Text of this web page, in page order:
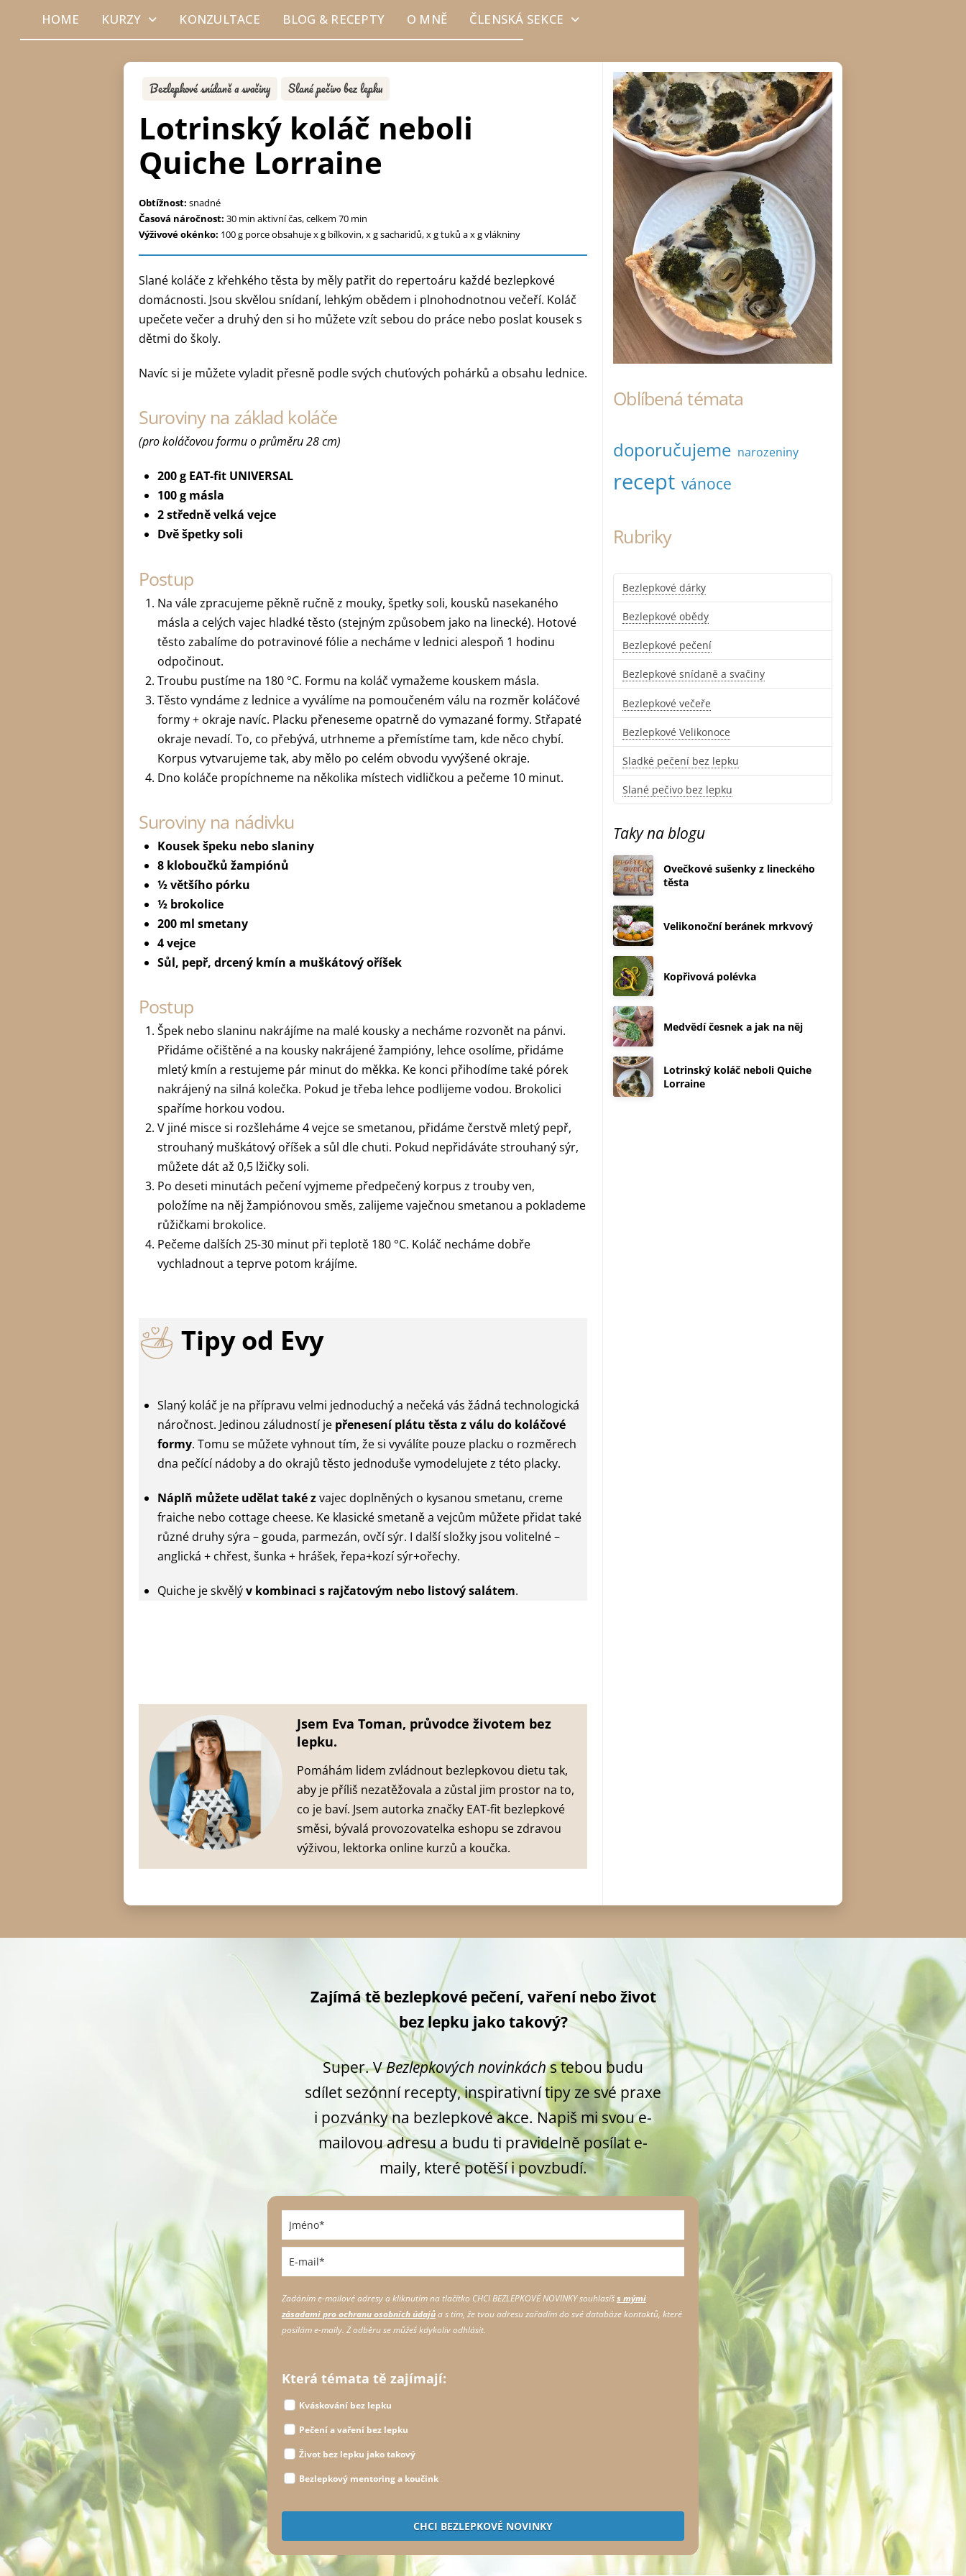
HOME KURZY KONZULTACE BLOG & RECEPTY O MNĚ ČLENSKÁ SEKCE
Bezlepkové snídaně a svačiny Slané pečivo bez lepku
Lotrinský koláč neboli
Quiche Lorraine
Obtížnost: snadné
Časová náročnost: 30 min aktivní čas, celkem 70 min
Výživové okénko: 100 g porce obsahuje x g bílkovin, x g sacharidů, x g tuků a x g vlákniny
Slané koláče z křehkého těsta by měly patřit do repertoáru každé bezlepkové
domácnosti. Jsou skvělou snídaní, lehkým obědem i plnohodnotnou večeří. Koláč
upečete večer a druhý den si ho můžete vzít sebou do práce nebo poslat kousek s
dětmi do školy.
Navíc si je můžete vyladit přesně podle svých chuťových pohárků a obsahu lednice.
Suroviny na základ koláče
(pro koláčovou formu o průměru 28 cm)
200 g EAT-fit UNIVERSAL
100 g másla
2 středně velká vejce
Dvě špetky soli
Postup
Na vále zpracujeme pěkně ručně z mouky, špetky soli, kousků nasekaného
másla a celých vajec hladké těsto (stejným způsobem jako na linecké). Hotové
těsto zabalíme do potravinové fólie a necháme v lednici alespoň 1 hodinu
odpočinout.
Troubu pustíme na 180 °C. Formu na koláč vymažeme kouskem másla.
Těsto vyndáme z lednice a vyválíme na pomoučeném válu na rozměr koláčové
formy + okraje navíc. Placku přeneseme opatrně do vymazané formy. Střapaté
okraje nevadí. To, co přebývá, utrhneme a přemístíme tam, kde něco chybí.
Korpus vytvarujeme tak, aby mělo po celém obvodu vyvýšené okraje.
Dno koláče propíchneme na několika místech vidličkou a pečeme 10 minut.
Suroviny na nádivku
Kousek špeku nebo slaniny
8 kloboučků žampiónů
½ většího pórku
½ brokolice
200 ml smetany
4 vejce
Sůl, pepř, drcený kmín a muškátový oříšek
Postup
Špek nebo slaninu nakrájíme na malé kousky a necháme rozvonět na pánvi.
Přidáme očištěné a na kousky nakrájené žampióny, lehce osolíme, přidáme
mletý kmín a restujeme pár minut do měkka. Ke konci přihodíme také pórek
nakrájený na silná kolečka. Pokud je třeba lehce podlijeme vodou. Brokolici
spaříme horkou vodou.
V jiné misce si rozšleháme 4 vejce se smetanou, přidáme čerstvě mletý pepř,
strouhaný muškátový oříšek a sůl dle chuti. Pokud nepřidáváte strouhaný sýr,
můžete dát až 0,5 lžičky soli.
Po deseti minutách pečení vyjmeme předpečený korpus z trouby ven,
položíme na něj žampiónovou směs, zalijeme vaječnou smetanou a poklademe
růžičkami brokolice.
Pečeme dalších 25-30 minut při teplotě 180 °C. Koláč necháme dobře
vychladnout a teprve potom krájíme.
Tipy od Evy
Slaný koláč je na přípravu velmi jednoduchý a nečeká vás žádná technologická
náročnost. Jedinou záludností je přenesení plátu těsta z válu do koláčové
formy. Tomu se můžete vyhnout tím, že si vyválíte pouze placku o rozměrech
dna pečící nádoby a do okrajů těsto jednoduše vymodelujete z této placky.
Náplň můžete udělat také zvajec doplněných o kysanou smetanu, creme
fraiche nebo cottage cheese. Ke klasické smetaně a vejcům můžete přidat také
různé druhy sýra – gouda, parmezán, ovčí sýr. I další složky jsou volitelné –
anglická + chřest, šunka + hrášek, řepa+kozí sýr+ořechy.
Quiche je skvělýv kombinaci s rajčatovým nebo listový salátem.
Jsem Eva Toman, průvodce životem bez
lepku.
Pomáhám lidem zvládnout bezlepkovou dietu tak,
aby je příliš nezatěžovala a zůstal jim prostor na to,
co je baví. Jsem autorka značky EAT-fit bezlepkové
směsi, bývalá provozovatelka eshopu se zdravou
výživou, lektorka online kurzů a koučka.
Oblíbená témata
doporučujeme narozeniny
recept vánoce
Rubriky
Bezlepkové dárky
Bezlepkové obědy
Bezlepkové pečení
Bezlepkové snídaně a svačiny
Bezlepkové večeře
Bezlepkové Velikonoce
Sladké pečení bez lepku
Slané pečivo bez lepku
Taky na blogu
Ovečkové sušenky z lineckého
těsta
Velikonoční beránek mrkvový
Kopřivová polévka
Medvědí česnek a jak na něj
Lotrinský koláč neboli Quiche
Lorraine
Zajímá tě bezlepkové pečení, vaření nebo život
bez lepku jako takový?
Super. VBezlepkových novinkáchs tebou budu
sdílet sezónní recepty, inspirativní tipy ze své praxe
i pozvánky na bezlepkové akce. Napiš mi svou e-
mailovou adresu a budu ti pravidelně posílat e-
maily, které potěší i povzbudí.
Zadáním e-mailové adresy a kliknutím na tlačítko CHCI BEZLEPKOVÉ NOVINKYsouhlasíšs mými
zásadami pro ochranu osobních údajůa s tím, že tvou adresu zařadím do své databáze kontaktů, které
posílám e-maily. Z odběru se můžeš kdykoliv odhlásit.
Která témata tě zajímají:
Kváskování bez lepku
Pečení a vaření bez lepku
Život bez lepku jako takový
Bezlepkový mentoring a koučink
CHCI BEZLEPKOVÉ NOVINKY